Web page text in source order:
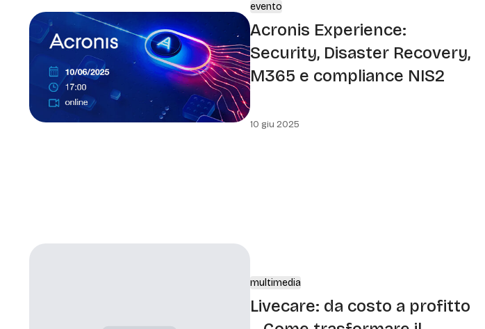
evento
Acronis Experience:
Security, Disaster Recovery,
M365 e compliance NIS2
10 giu 2025
multimedia
Livecare: da costo a profitto